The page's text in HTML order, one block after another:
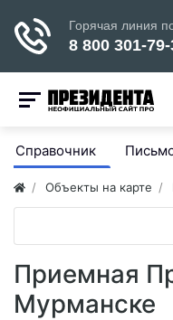
Справочник
Объекты на карте
Приемная
Мурманске